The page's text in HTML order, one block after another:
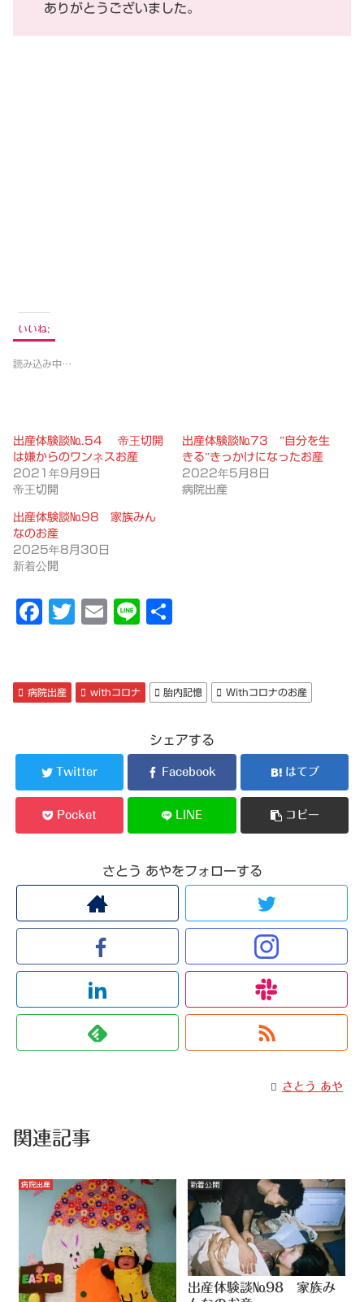
ありがとうございました。
いいね:
読み込み中…
出産体験談№.54 帝王切開
は嫌からのワンネスお産
2021年9月9日
帝王切開
出産体験談№73 ”自分を生
きる”きっかけになったお産
2022年5月8日
病院出産
出産体験談№98 家族みん
なのお産
2025年8月30日
新着公開
F
e
o
k
T
t
E
l
Li
病院出産 withコロナ 胎内記憶 Withコロナのお産
シェアする
Twitter Facebook はてブ
Pocket LINE コピー
さとう あやをフォローする
さとう あや
関連記事
病院出産 新着公開
出産体験談№98 家族み